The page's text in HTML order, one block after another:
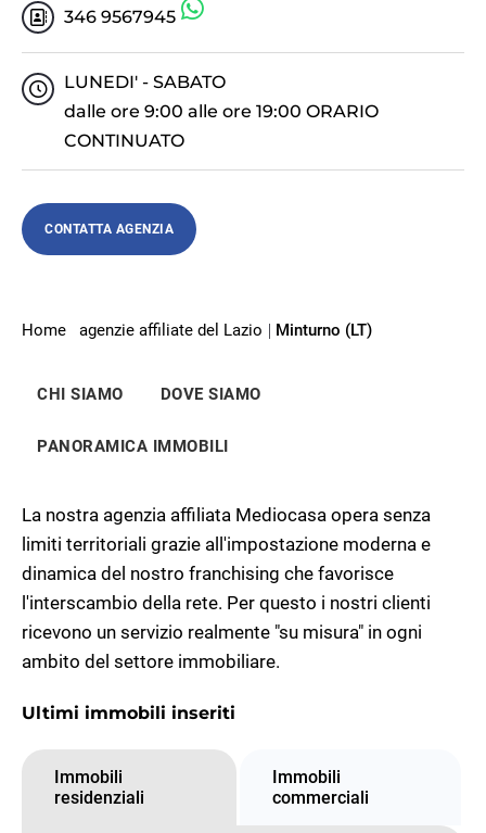
346 9567945
LUNEDI' - SABATO
dalle ore 9:00 alle ore 19:00 ORARIO
CONTINUATO
CONTATTA AGENZIA
Home agenzie affiliate del Lazio Minturno (LT)
CHI SIAMO DOVE SIAMO
PANORAMICA IMMOBILI
La nostra agenzia affiliata Mediocasa opera senza
limiti territoriali grazie all'impostazione moderna e
dinamica del nostro franchising che favorisce
l'interscambio della rete. Per questo i nostri clienti
ricevono un servizio realmente "su misura" in ogni
ambito del settore immobiliare.
Ultimi immobili inseriti
Immobili
residenziali
Immobili
commerciali